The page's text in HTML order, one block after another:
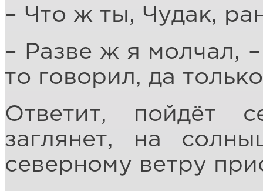
– Что ж ты, Чудак,
– Разве ж я молчал,
то говорил, да
Ответит, пойдёт
заглянет, на
северному ветру